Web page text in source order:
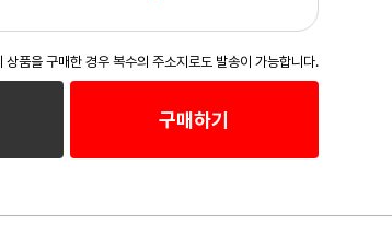
상품을 구매한 경우 복수의 주소지로도 발송이 가능합니다.
구매하기